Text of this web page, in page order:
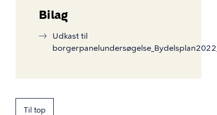
Bilag
Udkast til
Til top